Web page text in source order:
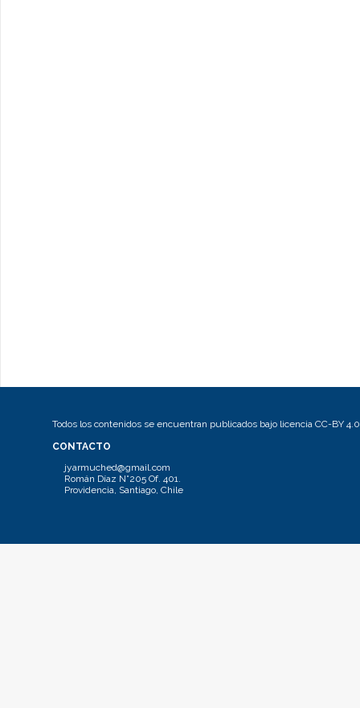
Todos los contenidos se encuentran publicados bajo licencia CC-BY 4.0
CONTACTO
jyarmuched@gmail.com
Román Díaz N°205 Of. 401.
Providencia, Santiago, Chile